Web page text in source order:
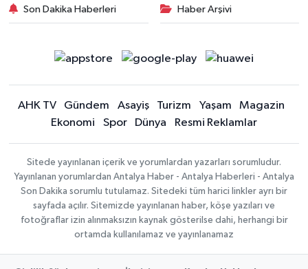
Son Dakika Haberleri Haber Arşivi
AHK TV Gündem Asayiş Turizm Yaşam
Magazin
Ekonomi
Spor Dünya Resmi Reklamlar
Sitede yayınlanan içerik ve yorumlardan yazarları sorumludur.
Yayınlanan yorumlardan Antalya Haber - Antalya Haberleri - Antalya
Son Dakika sorumlu tutulamaz. Sitedeki tüm harici linkler ayrı bir
sayfada açılır. Sitemizde yayınlanan haber, köşe yazıları ve
fotoğraflar izin alınmaksızın kaynak gösterilse dahi, herhangi bir
ortamda kullanılamaz ve yayınlanamaz